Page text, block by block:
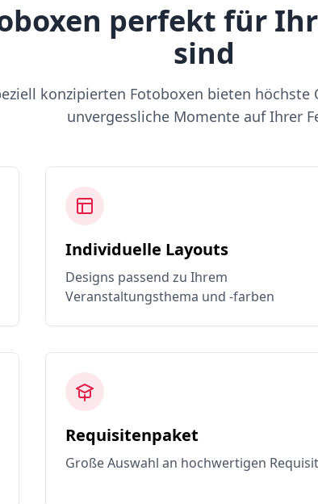
perfekt für
sind
konzipierten Fotoboxen bieten
unvergessliche Momente auf Ihrer
Individuelle Layouts
Designs passend zu Ihrem
Veranstaltungsthema und -farben
Requisitenpaket
Große Auswahl an hochwertigen